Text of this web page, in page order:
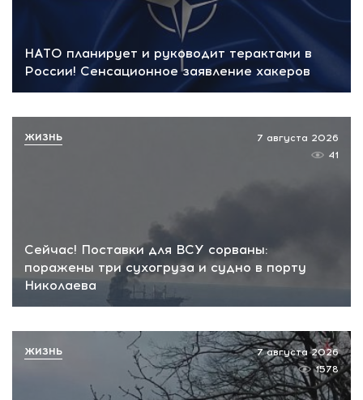
НАТО планирует и руководит терактами в
России! Сенсационное заявление хакеров
Сейчас! Поставки для ВСУ сорваны:
поражены три сухогруза и судно в порту
Николаева
7 августа 2026
41
ЖИЗНЬ
7 августа 2026
1578
ЖИЗНЬ